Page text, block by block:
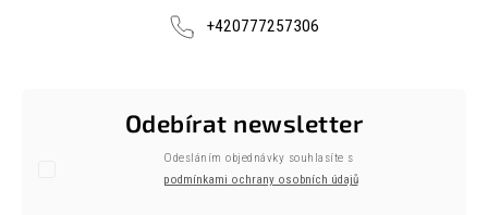
+420777257306
Odebírat newsletter
Odesláním objednávky souhlasíte s
podmínkami ochrany osobních údajů